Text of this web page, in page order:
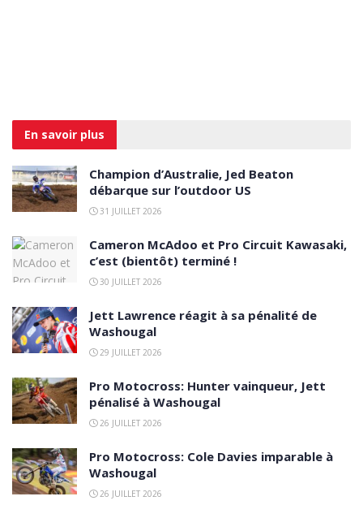
En savoir plus
Champion d’Australie, Jed Beaton
débarque sur l’outdoor US
31 JUILLET 2026
Cameron McAdoo et Pro Circuit Kawasaki,
c’est (bientôt) terminé !
30 JUILLET 2026
Jett Lawrence réagit à sa pénalité de
Washougal
29 JUILLET 2026
Pro Motocross: Hunter vainqueur, Jett
pénalisé à Washougal
26 JUILLET 2026
Pro Motocross: Cole Davies imparable à
Washougal
26 JUILLET 2026